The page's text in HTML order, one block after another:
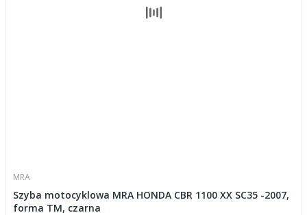
MRA
Szyba motocyklowa MRA HONDA CBR 1100 XX SC35 -2007,
forma TM, czarna